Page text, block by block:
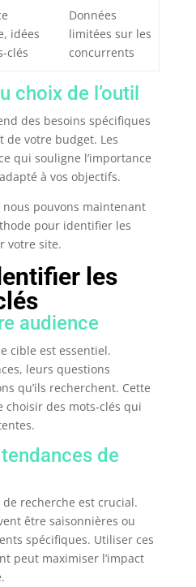
idées
clés
Données
limitées sur les
concurrents
choix de l’outil
des besoins spécifiques
de votre budget. Les
qui souligne l’importance
à vos objectifs.
pouvons maintenant
pour identifier les
votre site.
les
audience
cible est essentiel.
leurs questions
qu’ils recherchent. Cette
choisir des mots-clés qui
de
recherche est crucial.
être saisonnières ou
spécifiques. Utiliser ces
peut maximiser l’impact